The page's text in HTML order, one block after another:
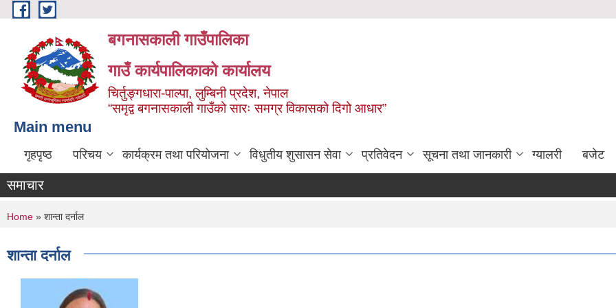
Skip to main content
बगनासकाली गाउँपालिका
गाउँ कार्यपालिकाको कार्यालय
चिर्तुङ्गधारा-पाल्पा, लुम्बिनी प्रदेश, नेपाल
“समृद्व बगनासकाली गाउँको सारः समग्र विकासको दिगो आधार”
Main menu
गृहपृष्ठ परिचय कार्यक्रम तथा परियोजना विधुतीय शुसासन सेवा प्रतिवेदन सूचना तथा जानकारी ग्यालरी बजेट
समाचार
You are here
Home » शान्ता दर्नाल
शान्ता दर्नाल